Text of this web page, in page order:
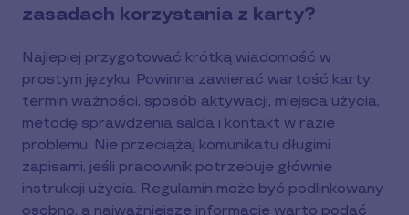
zasadach korzystania z karty?
Najlepiej przygotować krótką wiadomość w
prostym języku. Powinna zawierać wartość karty,
termin ważności, sposób aktywacji, miejsca użycia,
metodę sprawdzenia salda i kontakt w razie
problemu. Nie przeciążaj komunikatu długimi
zapisami, jeśli pracownik potrzebuje głównie
instrukcji użycia. Regulamin może być podlinkowany
osobno, a najważniejsze informacje warto podać